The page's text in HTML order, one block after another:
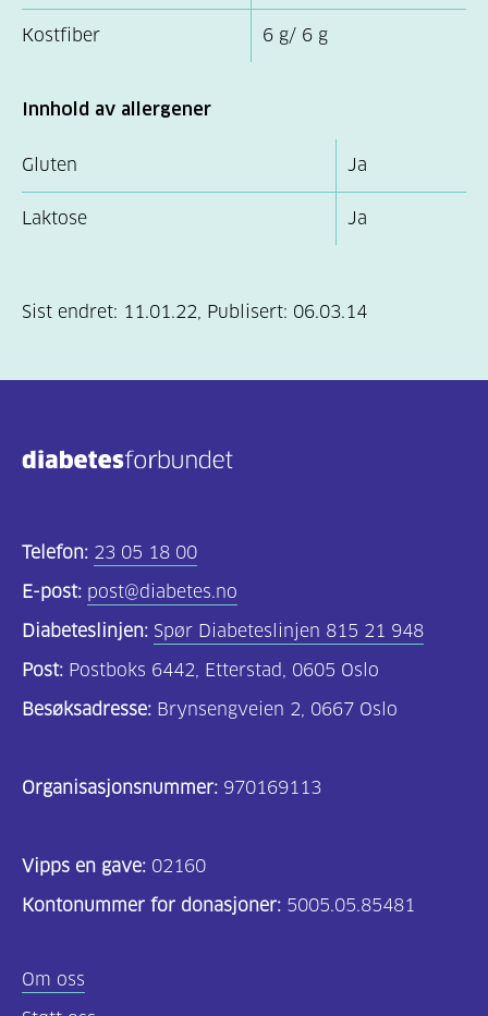
Kostfiber 6 g/ 6 g
Innhold av allergener
Gluten Ja
Laktose Ja
Sist endret: 11.01.22, Publisert: 06.03.14
Telefon: 23 05 18 00
E-post: post@diabetes.no
Diabeteslinjen: Spør Diabeteslinjen 815 21 948
Post: Postboks 6442, Etterstad, 0605 Oslo
Besøksadresse: Brynsengveien 2, 0667 Oslo
Organisasjonsnummer: 970169113
Vipps en gave: 02160
Kontonummer for donasjoner: 5005.05.85481
Om oss